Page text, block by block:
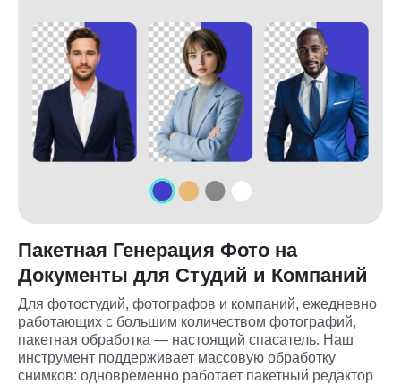
Пакетная Генерация Фото на
Документы для Студий и Компаний
Для фотостудий, фотографов и компаний, ежедневно
работающих с большим количеством фотографий,
пакетная обработка — настоящий спасатель. Наш
инструмент поддерживает массовую обработку
снимков: одновременно работает пакетный редактор